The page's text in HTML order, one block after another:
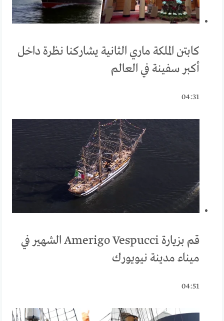
كابتن الملكة ماري الثانية يشاركنا نظرة داخل
أكبر سفينة في العالم
04:31
قم بزيارة Amerigo Vespucci الشهير في
ميناء مدينة نيويورك
04:51